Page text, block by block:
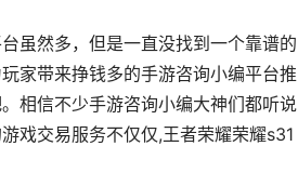
虽然多，但是一直没找到一个靠谱的
家带来挣钱多的手游咨询小编平台推
相信不少手游咨询小编大神们都听说
戏交易服务不仅仅,王者荣耀荣耀s31